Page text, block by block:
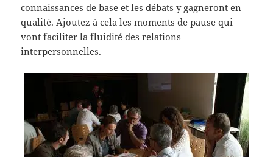
connaissances de base et les débats y gagneront en
qualité. Ajoutez à cela les moments de pause qui
vont faciliter la fluidité des relations
interpersonnelles.